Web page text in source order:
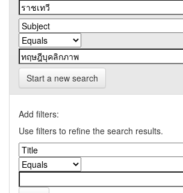
Start a new search
Add filters:
Use filters to refine the search results.